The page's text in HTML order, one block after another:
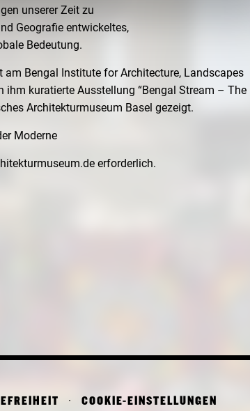
unserer Zeit zu
Geografie entwickeltes,
Bedeutung.
Bengal Institute for Architecture, Landscapes
kuratierte Ausstellung “Bengal Stream – The
Architekturmuseum Basel gezeigt.
Moderne
erforderlich.
COOKIE-EINSTELLUNGEN